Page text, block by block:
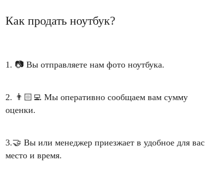
Как продать ноутбук?
1. 📷 Вы отправляете нам фото ноутбука.
2. 👨🏻‍💻 Мы оперативно сообщаем вам сумму
оценки.
3.🤝 Вы или менеджер приезжает в удобное для вас
место и время.